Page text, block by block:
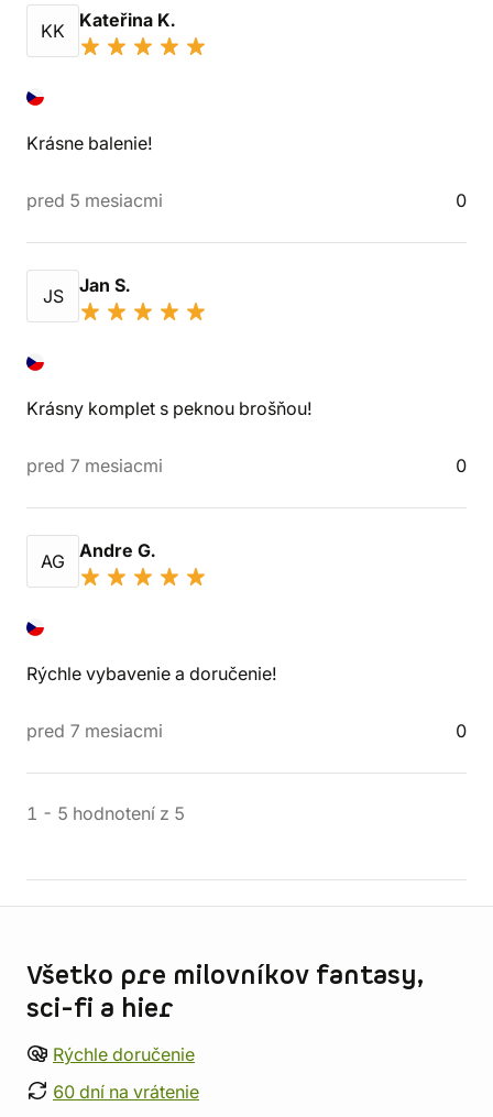
KK Kateřina K.
Krásne balenie!
pred 5 mesiacmi 0
JS Jan S.
Krásny komplet s peknou brošňou!
pred 7 mesiacmi 0
AG Andre G.
Rýchle vybavenie a doručenie!
pred 7 mesiacmi 0
1 - 5 hodnotení z 5
Všetko pre milovníkov fantasy,
sci-fi a hier
Rýchle doručenie
60 dní na vrátenie